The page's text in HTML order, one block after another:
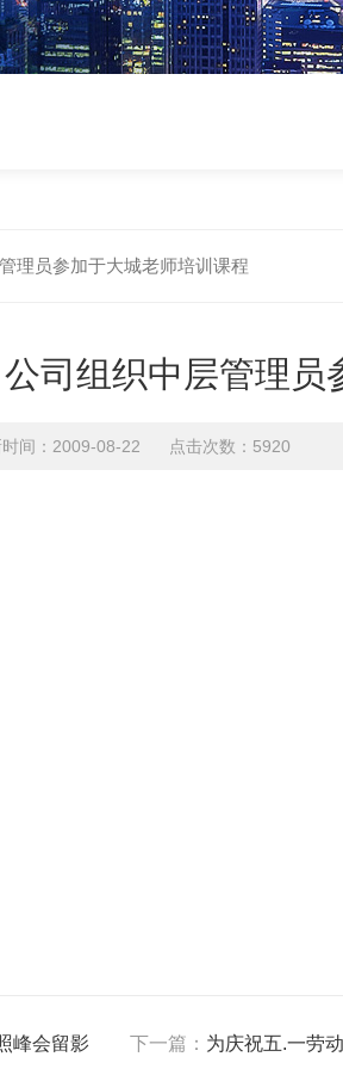
理员参加于大城老师培训课程
司组织中层管理
时间：2009-08-22 点击次数：5920
峰会留影 下一篇： 为庆祝五.一劳动